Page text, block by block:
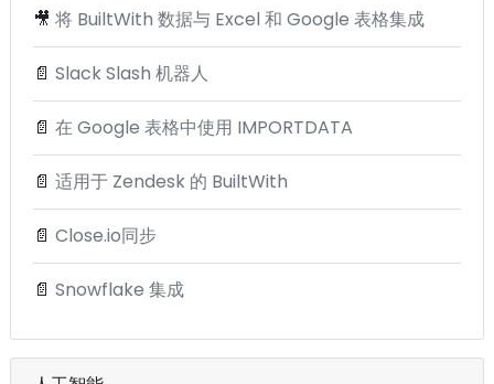
🎥 将 BuiltWith 数据与 Excel 和 Google 表格集成
📄 Slack Slash 机器人
📄 在 Google 表格中使用 IMPORTDATA
📄 适用于 Zendesk 的 BuiltWith
📄 Close.io同步
📄 Snowflake 集成